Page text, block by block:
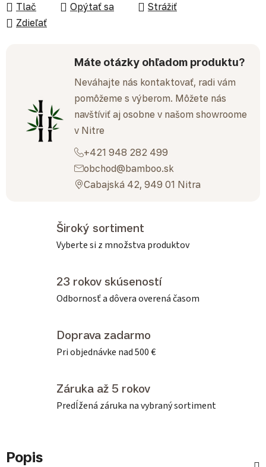
Tlač Opýtať sa
Strážiť
Zdieľať
Máte otázky ohľadom produktu?
Neváhajte nás kontaktovať, radi vám
pomôžeme s výberom. Môžete nás
navštíviť aj osobne v našom showroome
v Nitre
+421 948 282 499
obchod@bamboo.sk
Cabajská 42, 949 01 Nitra
Široký sortiment
Vyberte si z množstva produktov
23 rokov skúseností
Odbornosť a dôvera overená časom
Doprava zadarmo
Pri objednávke nad 500 €
Záruka až 5 rokov
Predĺžená záruka na vybraný sortiment
Popis